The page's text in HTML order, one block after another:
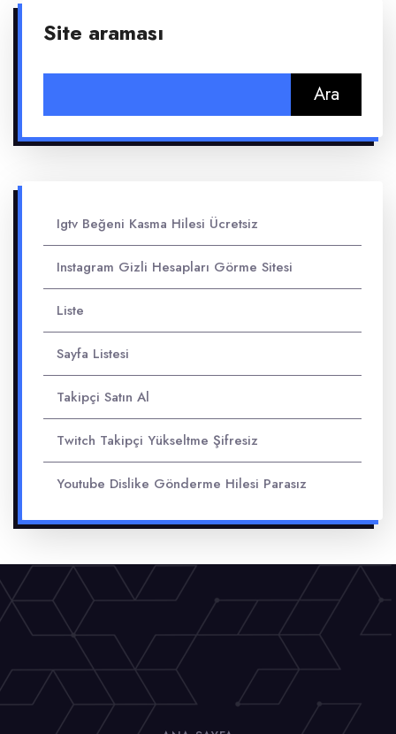
Site araması
Igtv Beğeni Kasma Hilesi Ücretsiz
Instagram Gizli Hesapları Görme Sitesi
Liste
Sayfa Listesi
Takipçi Satın Al
Twitch Takipçi Yükseltme Şifresiz
Youtube Dislike Gönderme Hilesi Parasız